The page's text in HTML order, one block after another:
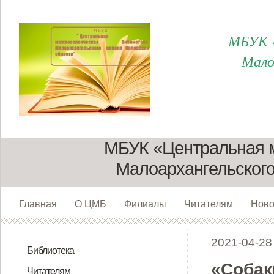
МБУК
Главная О ЦМБ Филиалы Читателям
МБУК «Центральная
Библиотека
Читателям
2021-04-